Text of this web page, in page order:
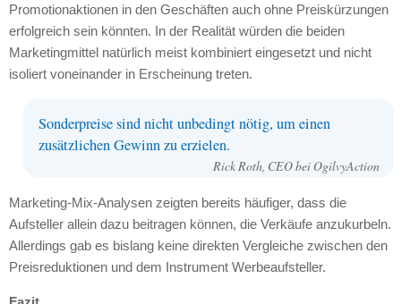
Promotionaktionen in den Geschäften auch ohne Preiskürzungen
erfolgreich sein könnten. In der Realität würden die beiden
Marketingmittel natürlich meist kombiniert eingesetzt und nicht
isoliert voneinander in Erscheinung treten.
Sonderpreise sind nicht unbedingt nötig, um einen
zusätzlichen Gewinn zu erzielen.
Rick Roth, CEObei OgilvyAction
Marketing-Mix-Analysen zeigten bereits häufiger, dass die
Aufsteller allein dazu beitragen können, die Verkäufe anzukurbeln.
Allerdings gab es bislang keine direkten Vergleiche zwischen den
Preisreduktionen und dem Instrument Werbeaufsteller.